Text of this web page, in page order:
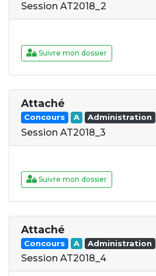
Session AT2018_2
Suivre mon dossier
Attaché
Concours A Administration
Session AT2018_3
Suivre mon dossier
Attaché
Concours A Administration
Session AT2018_4